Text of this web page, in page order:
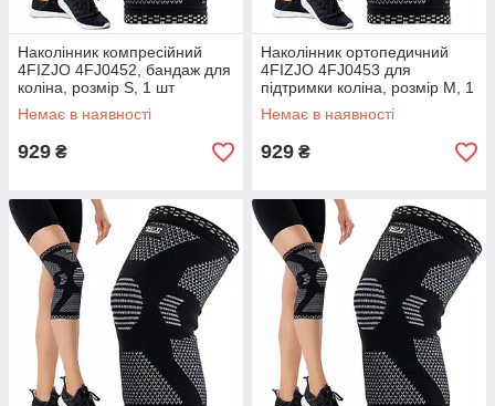
Наколінник компресійний
4FIZJO 4FJ0452, бандаж для
коліна, розмір S, 1 шт
GoodPlace -worry-free-
shopping-
Немає в наявності
929 ₴
Наколінник ортопедичний
4FIZJO 4FJ0453 для
підтримки коліна, розмір M, 1
шт GoodPlace -worry-free-
shopping-
Немає в наявності
929 ₴